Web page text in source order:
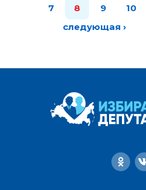
7
8 9 10
следующая ›